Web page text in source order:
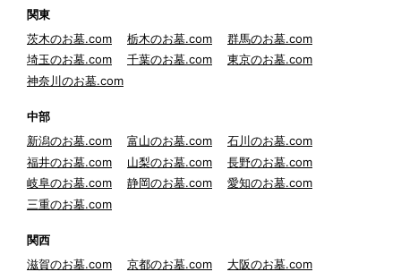
関東
茨木のお墓.com
栃木のお墓.com
群馬のお墓.com
埼玉のお墓.com
千葉のお墓.com
東京のお墓.com
神奈川のお墓.com
中部
新潟のお墓.com
富山のお墓.com
石川のお墓.com
福井のお墓.com
山梨のお墓.com
長野のお墓.com
岐阜のお墓.com
静岡のお墓.com
愛知のお墓.com
三重のお墓.com
関西
滋賀のお墓.com
京都のお墓.com
大阪のお墓.com